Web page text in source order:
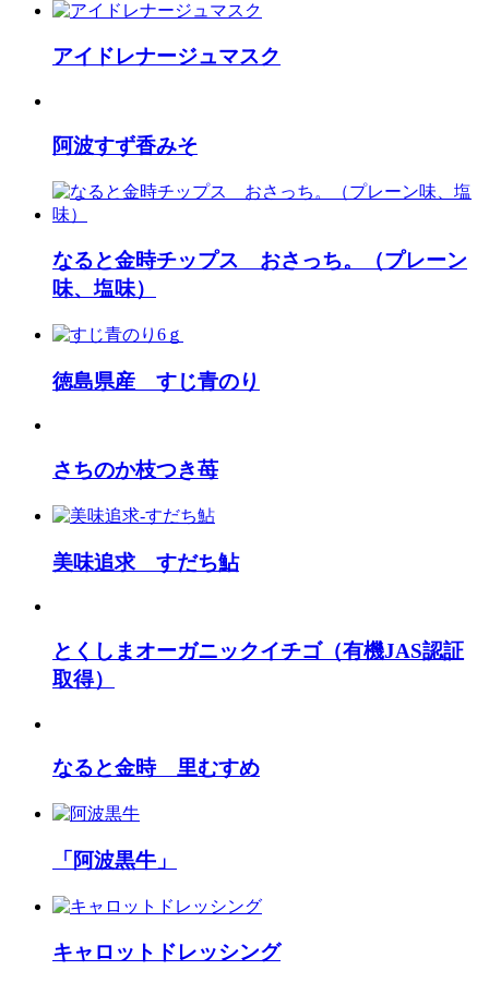
アイドレナージュマスク
阿波すず香みそ
なると金時チップス おさっち。（プレーン
味、塩味）
徳島県産 すじ青のり
さちのか枝つき苺
美味追求 すだち鮎
とくしまオーガニックイチゴ（有機JAS認証
取得）
なると金時 里むすめ
「阿波黒牛」
キャロットドレッシング